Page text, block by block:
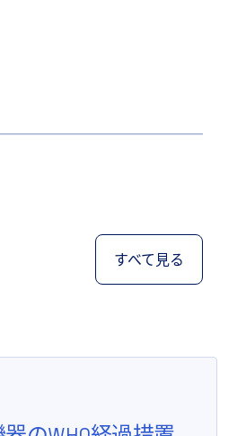
すべて見る